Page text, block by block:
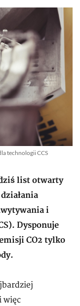
technologii CCS
list otwarty
i
Dysponuje
CO2 tylko
więc